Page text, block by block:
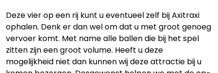
Deze vier op een rij kunt u eventueel zelf bij Axitraxi
ophalen. Denk er dan wel om dat u met groot genoeg
vervoer komt. Met name alle ballen die bij het spel
zitten zijn een groot volume. Heeft u deze
mogelijkheid niet dan kunnen wij deze attractie bij u